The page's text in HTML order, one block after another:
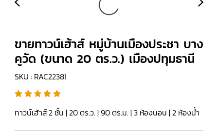
ขายทาวน์เฮ้าส์ หมู่บ้านเมืองประชา บาง
คูวัด (ขนาด 20 ตร.ว.) เมืองปทุมธานี
SKU : RAC22381
ทาวน์เฮ้าส์ 2 ชั้น | 20 ตร.ว. | 90 ตร.ม. | 3 ห้องนอน | 2 ห้องน้ำ